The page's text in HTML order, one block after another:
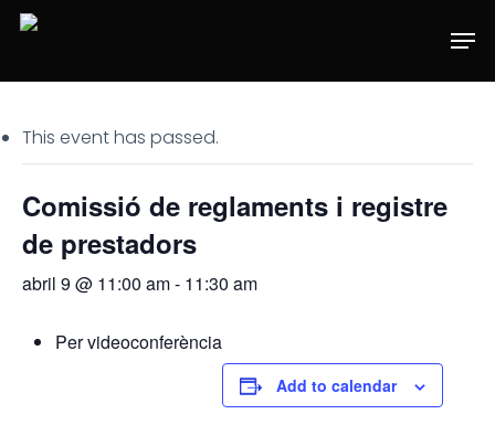
Skip
content
This event has passed.
Comissió de reglaments i registre
de prestadors
abril 9 @ 11:00 am- 11:30 am
Per videoconferència
Add to calendar